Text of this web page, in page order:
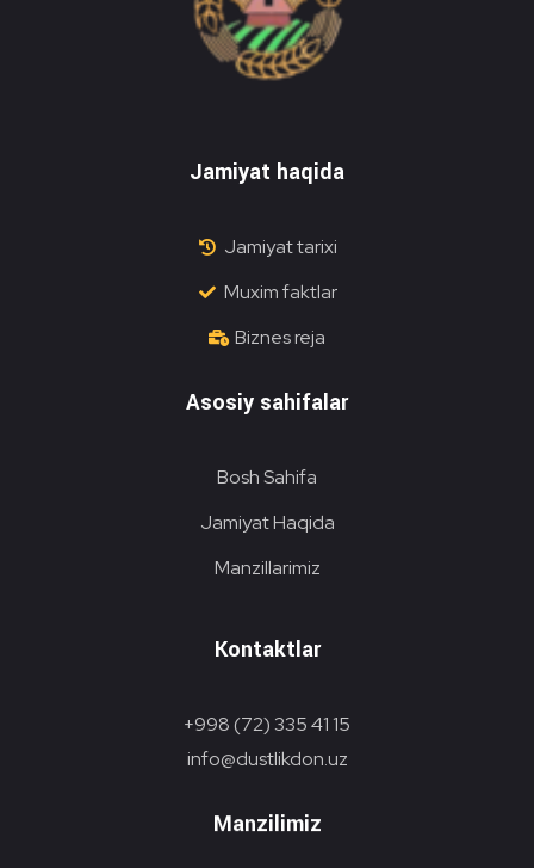
Jamiyat haqida
Jamiyat tarixi
Muxim faktlar
Biznes reja
Asosiy sahifalar
Bosh Sahifa
Jamiyat Haqida
Manzillarimiz
Kontaktlar
+998 (72) 335 41 15
info@dustlikdon.uz
Manzilimiz